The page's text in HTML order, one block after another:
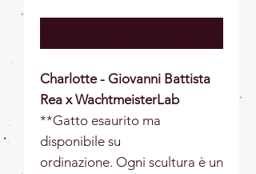
Charlotte - Giovanni Battista
Rea x WachtmeisterLab
**Gatto esaurito ma
disponibile su
ordinazione. Ogni scultura è un